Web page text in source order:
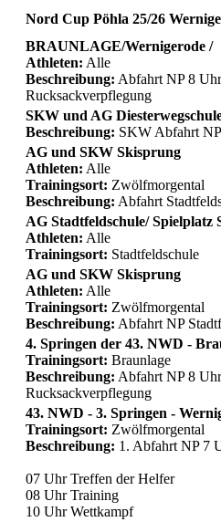
Nord Cup Pöhla 25/26
BRAUNLAGE/Wernigerode /
Athleten: Alle
Beschreibung: Abfahrt NP 8
Rucksackverpflegung
SKW und AG
Beschreibung: SKW Abfahrt
AG und SKW Skisprung
Athleten: Alle
Trainingsort: Zwölfmorgental
Beschreibung: Abfahrt
AG Stadtfeldschule/ Spielplatz
Athleten: Alle
Trainingsort: Stadtfeldschule
AG und SKW Skisprung
Athleten: Alle
Trainingsort: Zwölfmorgental
Beschreibung: Abfahrt NP
4. Springen der 43. NWD -
Trainingsort: Braunlage
Beschreibung: Abfahrt NP 8
Rucksackverpflegung
43. NWD - 3. Springen -
Trainingsort: Zwölfmorgental
Beschreibung: 1. Abfahrt NP 7
07 Uhr Treffen der Helfer
08 Uhr Training
10 Uhr Wettkampf